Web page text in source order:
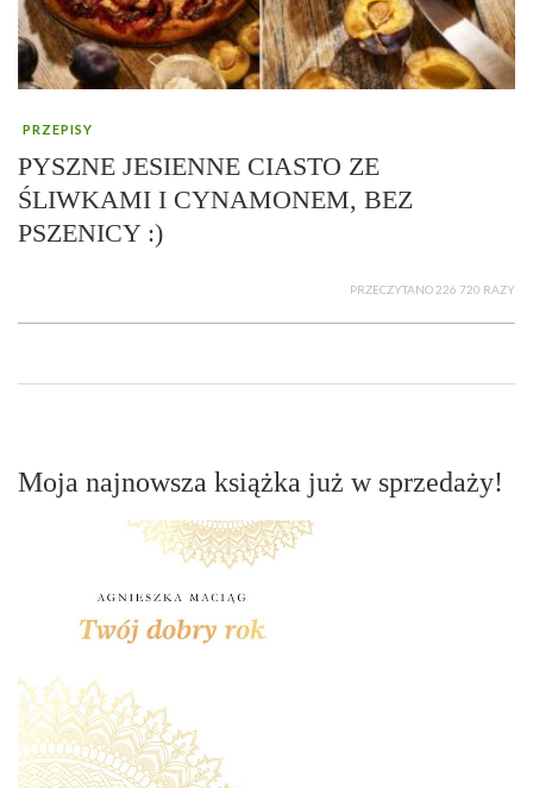
PRZEPISY
PYSZNE JESIENNE CIASTO ZE
ŚLIWKAMI I CYNAMONEM, BEZ
PSZENICY :)
PRZECZYTANO 226 720 RAZY
Moja najnowsza książka już w sprzedaży!